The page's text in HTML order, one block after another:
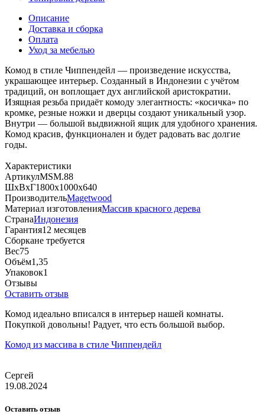
Описание
Доставка и сборка
Оплата
Уход за мебелью
Комод в стиле Чиппендейл — произведение искусства,
украшающее интерьер. Созданный в Индонезии с учётом
традиций, он воплощает дух английской аристократии.
Изящная резьба придаёт комоду элегантность: «косичка» по
кромке, резные ножки и дверцы создают уникальный узор.
Внутри — большой выдвижной ящик для удобного хранения.
Комод красив, функционален и будет радовать вас долгие
годы.
Характеристики
АртикулMSM.88
ШхВхГ1800х1000х640
ПроизводительMagetwood
Материал изготовленияМассив красного дерева
СтранаИндонезия
Гарантия12 месяцев
Сборкане требуется
Вес75
Объём1,35
Упаковок1
Отзывы
Оставить отзыв
Комод идеально вписался в интерьер нашей комнаты.
Покупкой довольны! Радует, что есть большой выбор.
Комод из массива в стиле Чиппендейл
Сергей
19.08.2024
Оставить отзыв